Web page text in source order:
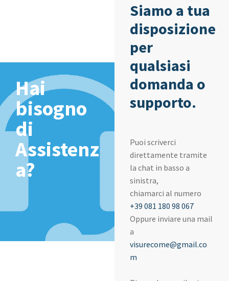
Hai
bisogno
di
Assistenz
a?
Siamo a tua
disposizione
per
qualsiasi
domanda o
supporto.
Puoi scriverci
direttamente tramite
la chat in basso a
sinistra,
chiamarci al numero
+39 081 180 98 067
Oppure inviare una mail
a
visurecome@gmail.co
m